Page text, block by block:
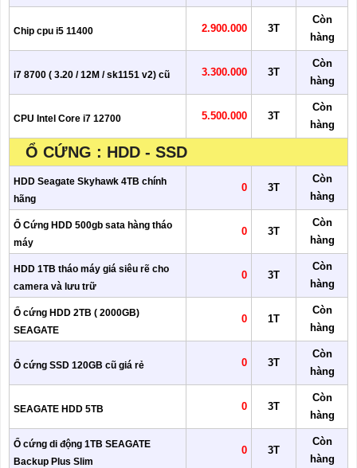
Chip cpu i5 11400 2.900.000 3T
Còn
hàng
i7 8700 ( 3.20 / 12M / sk1151 v2) cũ 3.300.000 3T
Còn
hàng
CPU Intel Core i7 12700 5.500.000 3T
Còn
hàng
Ổ CỨNG : HDD - SSD
HDD Seagate Skyhawk 4TB chính
hãng
0 3T
Còn
hàng
Ổ Cứng HDD 500gb sata hàng tháo
máy
0 3T
Còn
hàng
HDD 1TB tháo máy giá siêu rẽ cho
camera và lưu trữ
0 3T
Còn
hàng
Ổ cứng HDD 2TB ( 2000GB)
SEAGATE
0 1T
Còn
hàng
Ổ cứng SSD 120GB cũ giá rẻ 0 3T
Còn
hàng
SEAGATE HDD 5TB 0 3T
Còn
hàng
Ổ cứng di động 1TB SEAGATE
Backup Plus Slim
0 3T
Còn
hàng